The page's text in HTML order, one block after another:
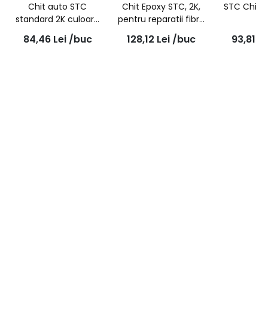
Chit auto STC
standard 2K culoare
Bej, 2kg
84,46 Lei /buc
Chit Epoxy STC, 2K,
pentru reparatii fibra
de sticla, 600g |
128,12 Lei /buc
STC Chit
93,81